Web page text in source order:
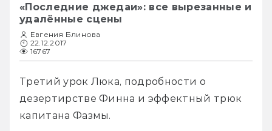
«Последние джедаи»: все вырезанные и
удалённые сцены
Евгения Блинова
22.12.2017
16767
Третий урок Люка, подробности о
дезертирстве Финна и эффектный трюк
капитана Фазмы.